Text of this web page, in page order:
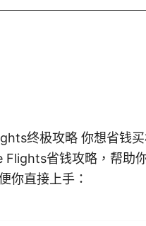
终极攻略 你想省钱
Flights省钱攻略，帮助
你直接上手：